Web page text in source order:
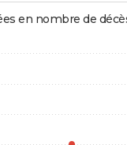
en nombre de